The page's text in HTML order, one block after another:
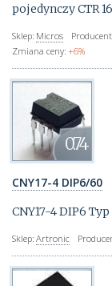
pojedynczy CTR
Sklep: Micros
Zmiana ceny: +6%
0.74
CNY17-4 DIP6/60
CNY17-4 DIP6
Sklep: Artronic